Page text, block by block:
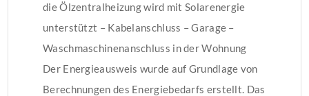
die Ölzentralheizung wird mit Solarenergie
unterstützt – Kabelanschluss – Garage –
Waschmaschinenanschluss in der Wohnung
Der Energieausweis wurde auf Grundlage von
Berechnungen des Energiebedarfs erstellt. Das